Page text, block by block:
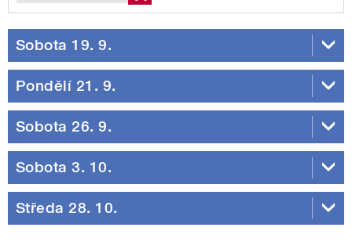
Sobota 19. 9.
Pondělí 21. 9.
Sobota 26. 9.
Sobota 3. 10.
Středa 28. 10.